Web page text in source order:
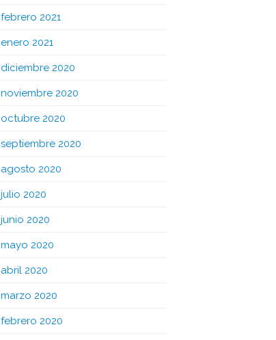
febrero 2021
enero 2021
diciembre 2020
noviembre 2020
octubre 2020
septiembre 2020
agosto 2020
julio 2020
junio 2020
mayo 2020
abril 2020
marzo 2020
febrero 2020